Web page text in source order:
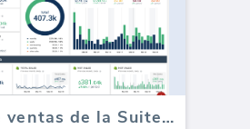
Tablero de ventas de la Suite de comercio electrónico